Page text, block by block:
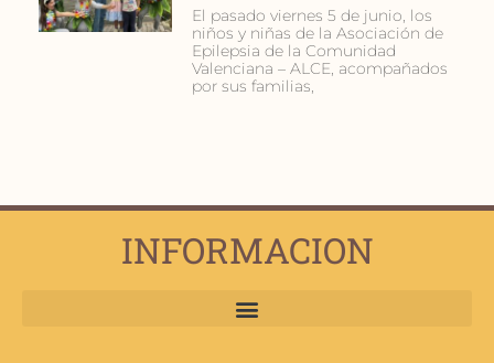
El pasado viernes 5 de junio, los
niños y niñas de la Asociación de
Epilepsia de la Comunidad
Valenciana – ALCE, acompañados
por sus familias,
INFORMACION